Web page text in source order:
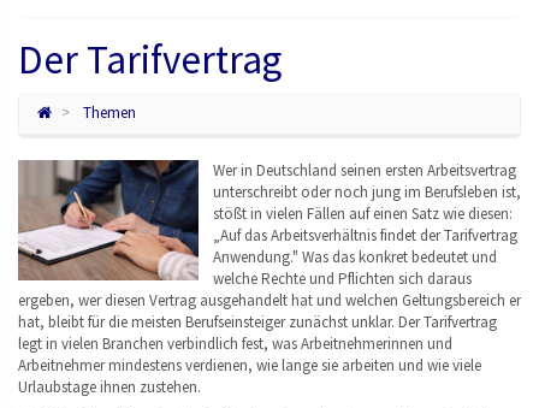
Der Tarifvertrag
Themen
Wer in Deutschland seinen ersten Arbeitsvertrag
unterschreibt oder noch jung im Berufsleben ist,
stößt in vielen Fällen auf einen Satz wie diesen:
„Auf das Arbeitsverhältnis findet der Tarifvertrag
Anwendung." Was das konkret bedeutet und
welche Rechte und Pflichten sich daraus
ergeben, wer diesen Vertrag ausgehandelt hat und welchen Geltungsbereich er
hat, bleibt für die meisten Berufseinsteiger zunächst unklar. Der Tarifvertrag
legt in vielen Branchen verbindlich fest, was Arbeitnehmerinnen und
Arbeitnehmer mindestens verdienen, wie lange sie arbeiten und wie viele
Urlaubstage ihnen zustehen.